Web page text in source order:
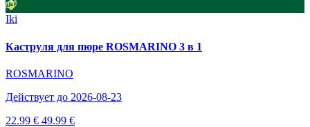
Iki
Каструля для пюре ROSMARINO 3 в 1
ROSMARINO
Действует до 2026-08-23
22.99 € 49.99 €